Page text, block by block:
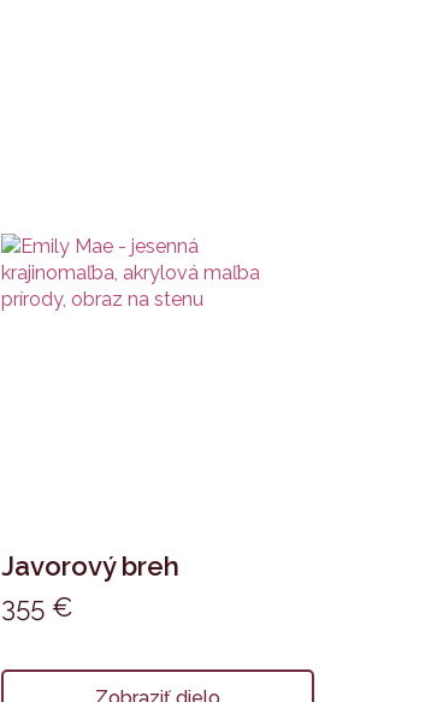
Javorový breh
355 €